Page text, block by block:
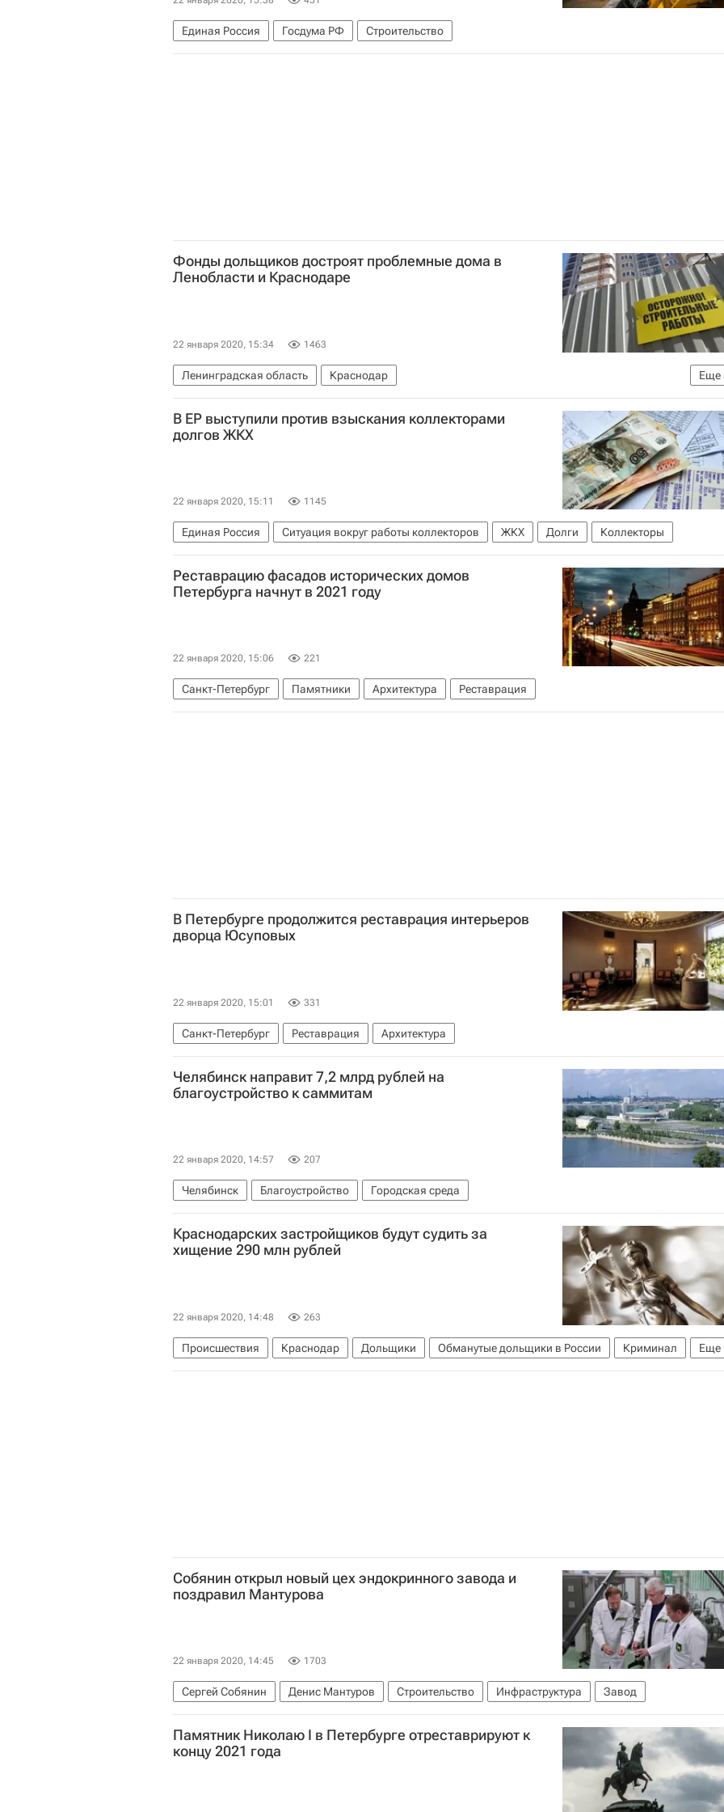
Единая Россия Госдума РФ Строительство
Фонды дольщиков достроят проблемные дома в
Ленобласти и Краснодаре
22 января 2020, 15:34 1463
Еще
Ленинградская область
Краснодар
Министерство строительства и жилищно-коммунального хозяйства РФ (Минстрой России)
Жилье
Дольщики
В ЕР выступили против взыскания коллекторами
долгов ЖКХ
22 января 2020, 15:11 1145
Единая Россия Ситуация вокруг работы коллекторов ЖКХ Долги Коллекторы
Реставрацию фасадов исторических домов
Петербурга начнут в 2021 году
22 января 2020, 15:06 221
Санкт-Петербург Памятники Архитектура Реставрация
В Петербурге продолжится реставрация интерьеров
дворца Юсуповых
22 января 2020, 15:01 331
Санкт-Петербург Реставрация Архитектура
Челябинск направит 7,2 млрд рублей на
благоустройство к саммитам
22 января 2020, 14:57 207
Челябинск Благоустройство Городская среда
Краснодарских застройщиков будут судить за
хищение 290 млн рублей
22 января 2020, 14:48 263
Еще
Происшествия Краснодар Дольщики Обманутые дольщики в России
Криминал
Россия
Собянин открыл новый цех эндокринного завода и
поздравил Мантурова
22 января 2020, 14:45 1703
Сергей Собянин Денис Мантуров Строительство Инфраструктура Завод
Памятник Николаю I в Петербурге отреставрируют к
концу 2021 года